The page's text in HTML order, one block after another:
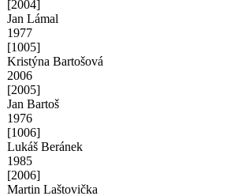
[2004]
Jan Lámal
1977
[1005]
Kristýna Bartošová
2006
[2005]
Jan Bartoš
1976
[1006]
Lukáš Beránek
1985
[2006]
Martin Laštovička